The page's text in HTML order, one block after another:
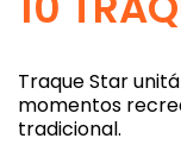
Traque Star
momentos
tradicional.